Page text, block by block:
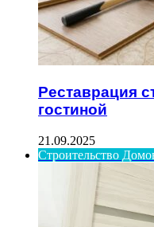
Реставрация
гостиной
21.09.2025
Строительство